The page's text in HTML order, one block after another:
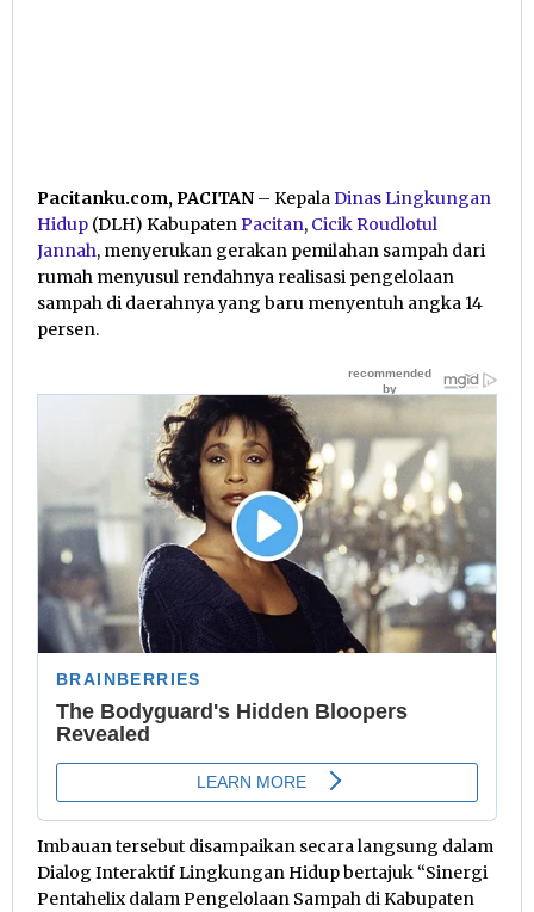
Pacitanku.com, PACITAN – KepalaDinas Lingkungan
Hidup (DLH) KabupatenPacitan, Cicik Roudlotul
Jannah, menyerukan gerakan pemilahan sampah dari
rumah menyusul rendahnya realisasi pengelolaan
sampah di daerahnya yang baru menyentuh angka 14
persen.
Imbauan tersebut disampaikan secara langsung dalam
Dialog Interaktif Lingkungan Hidup bertajuk “Sinergi
Pentahelix dalam Pengelolaan Sampah di Kabupaten